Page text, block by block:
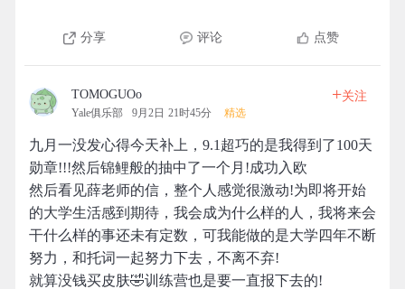
分享 评论 点赞
TOMOGUOo
Yale俱乐部 9月2日 21时45分 精选
+关注
九月一没发心得今天补上，9.1超巧的是我得到了100天
勋章!!!然后锦鲤般的抽中了一个月!成功入欧
然后看见薛老师的信，整个人感觉很激动!为即将开始
的大学生活感到期待，我会成为什么样的人，我将来会
干什么样的事还未有定数，可我能做的是大学四年不断
努力，和托词一起努力下去，不离不弃!
就算没钱买皮肤🤣训练营也是要一直报下去的!